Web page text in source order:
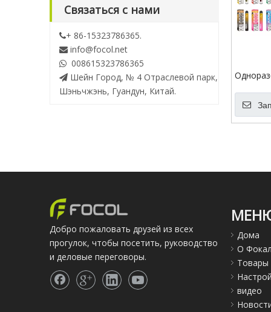
Связаться с нами
+ 86-15323786365.
 info@focol.net
 008615323786365
 Шейн Город, № 4 Отраслевой парк,
Шэньчжэнь, Гуандун, Китай.
масло
Добро пожаловать друзей из всех
прогулок, чтобы посетить, руководство
и деловые переговоры.
Дома
О
Товары
видео